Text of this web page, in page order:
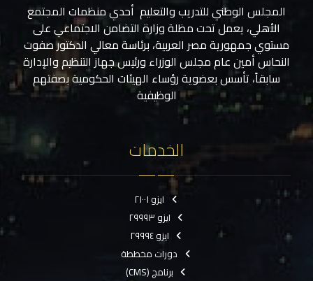
المجلس الوطني للتدريب والتعليم أحدي منظمات المجتمع
الأهلي، يعمل تحت مظلة وزارة التضامن الاجتماعي على
مستوي جمهورية مصر العربية، برئاسة معالي الدكتور صفوت
النحاس أمين عام مجلس الوزراء ورئيس جهاز التنظيم والإدارة
سابقاً، تأسس بعضوية رؤساء الهيئات الحكومية بصفتهم
الوظيفية
الخدمات
ايزو ٢١٠٠١
ايزو ٢٩٩٩٣
ايزو ٢٩٩٩٤
دورات مخططة
برنامج (CMS)